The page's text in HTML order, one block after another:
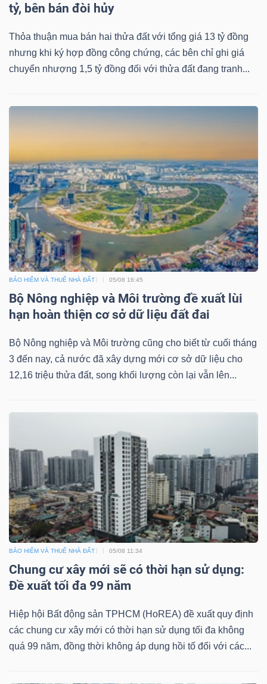
tỷ, bên bán đòi hủy
Thỏa thuận mua bán hai thửa đất với tổng giá 13 tỷ đồng
nhưng khi ký hợp đồng công chứng, các bên chỉ ghi giá
chuyển nhượng 1,5 tỷ đồng đối với thửa đất đang tranh...
BẢO HIỂM VÀ THUẾ NHÀ ĐẤT 05/08 16:45
Bộ Nông nghiệp và Môi trường đề xuất lùi
hạn hoàn thiện cơ sở dữ liệu đất đai
Bộ Nông nghiệp và Môi trường cũng cho biết từ cuối tháng
3 đến nay, cả nước đã xây dựng mới cơ sở dữ liệu cho
12,16 triệu thửa đất, song khối lượng còn lại vẫn lên...
BẢO HIỂM VÀ THUẾ NHÀ ĐẤT 05/08 11:34
Chung cư xây mới sẽ có thời hạn sử dụng:
Đề xuất tối đa 99 năm
Hiệp hội Bất động sản TPHCM (HoREA) đề xuất quy định
các chung cư xây mới có thời hạn sử dụng tối đa không
quá 99 năm, đồng thời không áp dụng hồi tố đối với các...
đạo
(-)
Bài
viết
của
tác
giả
(-)
Báo
cáo
phân
tích
(-)
Thuật
(-)
Dịch
vụ
(-)
Đào
tạo